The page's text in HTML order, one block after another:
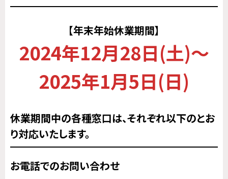
【年末年始休業期間】
2024年12月28日(土)～
2025年1月5日(日)
休業期間中の各種窓口は、それぞれ以下のとお
り対応いたします。
お電話でのお問い合わせ